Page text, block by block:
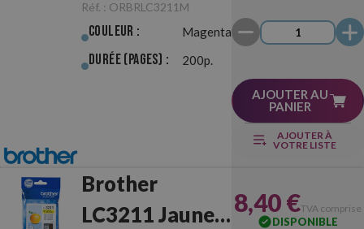
Originale
Réf. : ORBRLC3211M
Couleur : Magenta
Durée (pages) : 200p.
AJOUTER AU
PANIER
AJOUTER À
VOTRE LISTE
Brother
LC3211 Jaune
8,40 €TVA comprise
DISPONIBLE